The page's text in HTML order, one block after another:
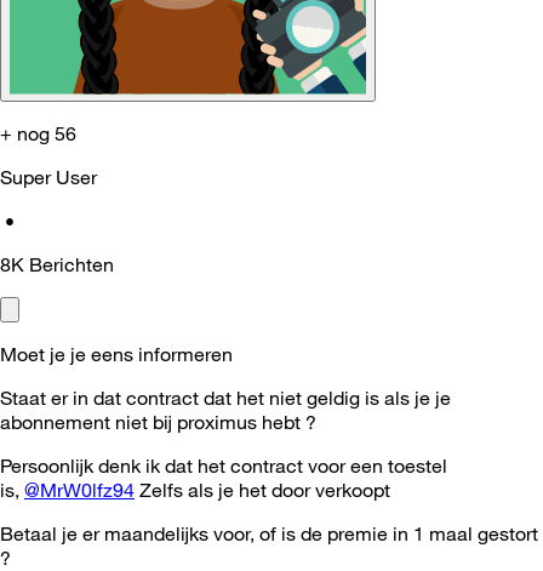
+ nog 56
Super User
•
8K Berichten
Moet je je eens informeren
Staat er in dat contract dat het niet geldig is als je je
abonnement niet bij proximus hebt ?
Persoonlijk denk ik dat het contract voor een toestel
is, @MrW0lfz94 Zelfs als je het door verkoopt
Betaal je er maandelijks voor, of is de premie in 1 maal gestort
?